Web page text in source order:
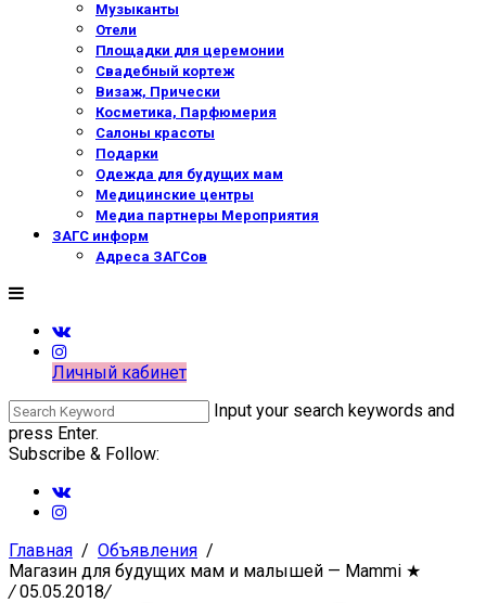
Музыканты
Отели
Площадки для церемонии
Свадебный кортеж
Визаж, Прически
Косметика, Парфюмерия
Салоны красоты
Подарки
Одежда для будущих мам
Медицинские центры
Медиа партнеры Мероприятия
ЗАГС информ
Адреса ЗАГСов
Личный кабинет
Input your search keywords and
press Enter.
Subscribe & Follow:
Главная
Объявления
Магазин для будущих мам и малышей — Mammi ★
/05.05.2018/